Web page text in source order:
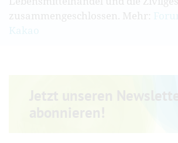
zusammengeschlossen. Mehr:
Jetzt unseren